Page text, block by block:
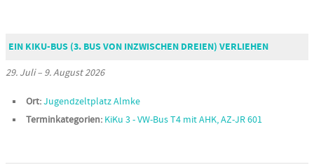
EIN KIKU-BUS (3. BUS VON INZWISCHEN DREIEN) VERLIEHEN
29. Juli– 9. August 2026
Ort:Jugendzeltplatz Almke
Terminkategorien: KiKu 3 - VW-Bus T4 mit AHK, AZ-JR 601